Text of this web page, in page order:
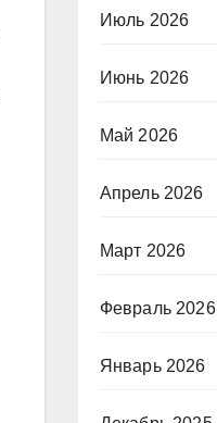
Июль 2026
Июнь 2026
Май 2026
Апрель 2026
Март 2026
Февраль 2026
Январь 2026